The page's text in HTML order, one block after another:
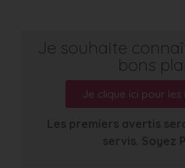
Je souhaite
bons
Je clique ici pour les
Les premiers avertis
servis. Soyez